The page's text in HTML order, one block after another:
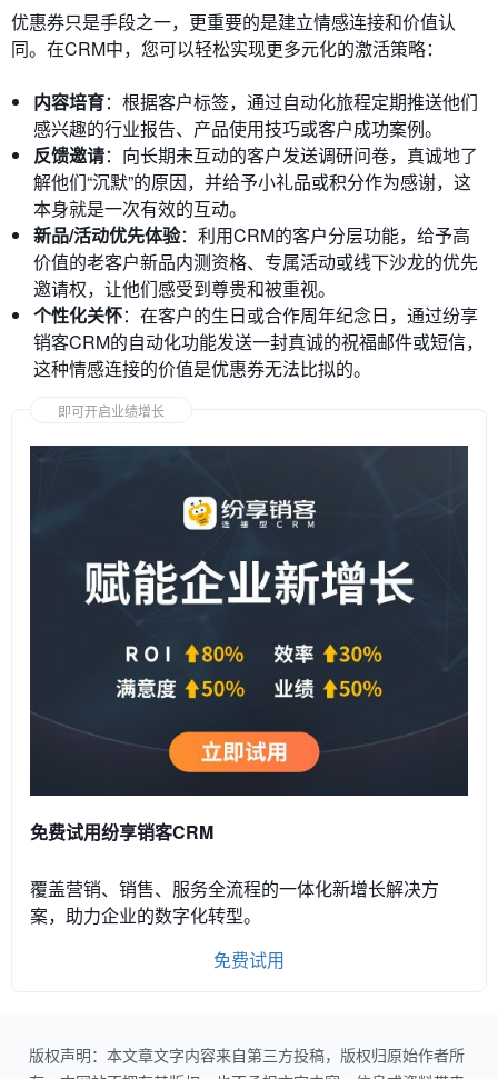
优惠券只是手段之一，更重要的是建立情感连接和价值认
同。在CRM中，您可以轻松实现更多元化的激活策略：
内容培育：根据客户标签，通过自动化旅程定期推送他们
感兴趣的行业报告、产品使用技巧或客户成功案例。
反馈邀请：向长期未互动的客户发送调研问卷，真诚地了
解他们“沉默”的原因，并给予小礼品或积分作为感谢，这
本身就是一次有效的互动。
新品/活动优先体验：利用CRM的客户分层功能，给予高
价值的老客户新品内测资格、专属活动或线下沙龙的优先
邀请权，让他们感受到尊贵和被重视。
个性化关怀：在客户的生日或合作周年纪念日，通过纷享
销客CRM的自动化功能发送一封真诚的祝福邮件或短信，
这种情感连接的价值是优惠券无法比拟的。
即可开启业绩增长
免费试用纷享销客CRM
覆盖营销、销售、服务全流程的一体化新增长解决方
案，助力企业的数字化转型。
免费试用
版权声明：本文章文字内容来自第三方投稿，版权归原始作者所